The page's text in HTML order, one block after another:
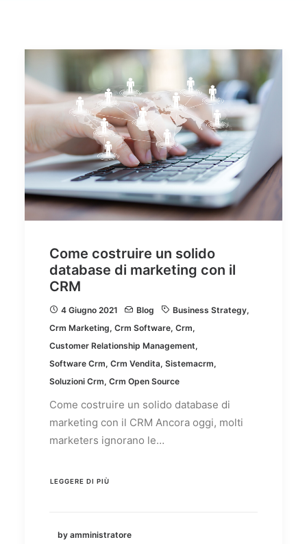
Assistenza Tecnica CRM
Video Tutorial CRM
Ricerca
Come costruire un solido
database di marketing con il
CRM
4 Giugno 2021 Blog Business Strategy,
Crm Marketing, Crm Software, Crm,
Customer Relationship Management,
Software Crm, Crm Vendita, Sistemacrm,
Soluzioni Crm, Crm Open Source
Come costruire un solido database di
marketing con il CRM Ancora oggi, molti
marketers ignorano le…
LEGGERE DI PIÙ
by amministratore